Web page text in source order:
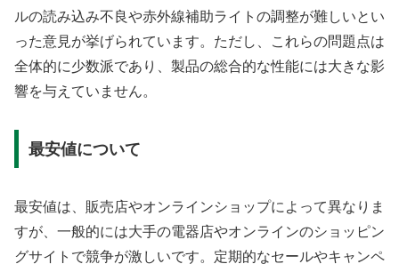
ルの読み込み不良や赤外線補助ライトの調整が難しいとい
った意見が挙げられています。ただし、これらの問題点は
全体的に少数派であり、製品の総合的な性能には大きな影
響を与えていません。
最安値について
最安値は、販売店やオンラインショップによって異なりま
すが、一般的には大手の電器店やオンラインのショッピン
グサイトで競争が激しいです。定期的なセールやキャンペ